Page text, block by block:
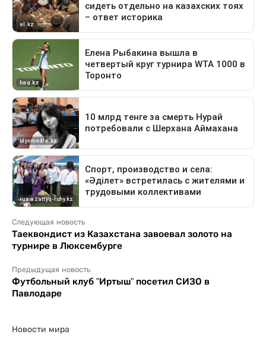
Следующая новость
Таеквондист из Казахстана завоевал золото на
турнире в Люксембурге
Предыдущая новость
Футбольный клуб "Иртыш" посетил СИЗО в
Павлодаре
Новости мира